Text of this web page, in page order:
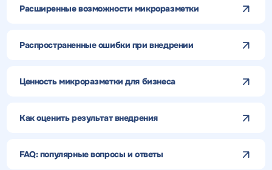
Расширенные возможности микроразметки
Распространенные ошибки при внедрении
Ценность микроразметки для бизнеса
Как оценить результат внедрения
FAQ: популярные вопросы и ответы